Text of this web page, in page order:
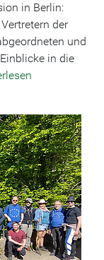
in Berlin:
der
und
in die